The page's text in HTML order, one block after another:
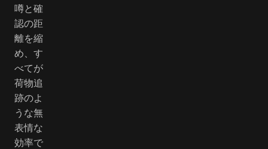
噂と確
認の距
離を縮
め、す
べてが
荷物追
跡のよ
うな無
表情な
効率で